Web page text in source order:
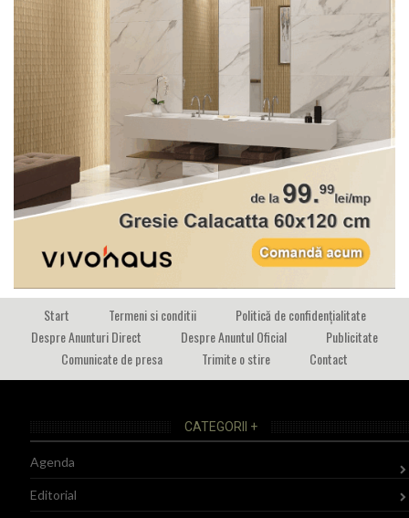
Start Termeni si conditii
Politică de confidențialitate
Despre Anunturi Direct
Despre Anuntul Oficial
Publicitate
Comunicate de presa
Trimite o stire Contact
CATEGORII +
Agenda
Editorial